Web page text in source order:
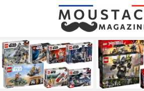
LATEST
STORIES